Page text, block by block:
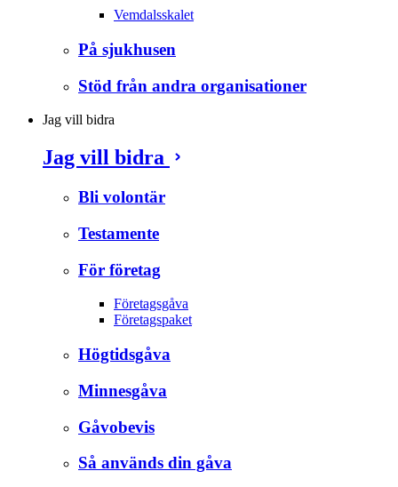
Vemdalsskalet
På sjukhusen
Stöd från andra organisationer
Jag vill bidra
Jag vill bidra
Bli volontär
Testamente
För företag
Företagsgåva
Företagspaket
Högtidsgåva
Minnesgåva
Gåvobevis
Så används din gåva